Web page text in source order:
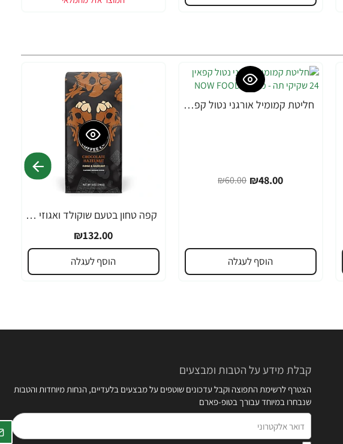
-20% חליטת קמומיל אורגני נטול קפאין 24 שקיקי תה - מבית NOW FOODS
₪48.00
₪60.00
הוסף לעגלה
קפה טחון בטעם שוקולד ואגוזי לוז 283 גרם - מבית Death Wish Coffee
₪132.00
הוסף לעגלה
קבלת מידע על הטבות ומבצעים
הצטרף לרשימת התפוצה וקבל עדכונים שוטפים על מבצעים בלעדיים, הנחות מיוחדות והטבות
שנבחרו במיוחד עבורך בטופ-פארם
אלקטרוני